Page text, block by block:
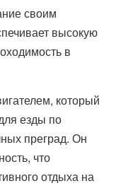
своим
высокую
в
который
езды по
преград. Он
что
отдыха на